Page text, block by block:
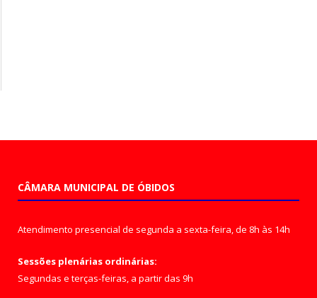
CÂMARA MUNICIPAL DE ÓBIDOS
Atendimento presencial de segunda a sexta-feira, de 8h às 14h
Sessões plenárias ordinárias:
Segundas e terças-feiras, a partir das 9h